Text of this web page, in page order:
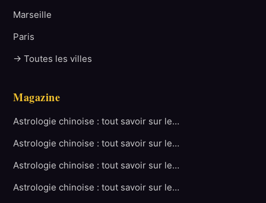
Marseille
Paris
→ Toutes les villes
Magazine
Astrologie chinoise : tout savoir sur le…
Astrologie chinoise : tout savoir sur le…
Astrologie chinoise : tout savoir sur le…
Astrologie chinoise : tout savoir sur le…